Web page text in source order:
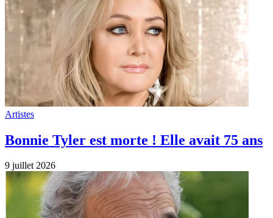
Artistes
Bonnie Tyler est morte ! Elle avait 75 ans
9 juillet 2026